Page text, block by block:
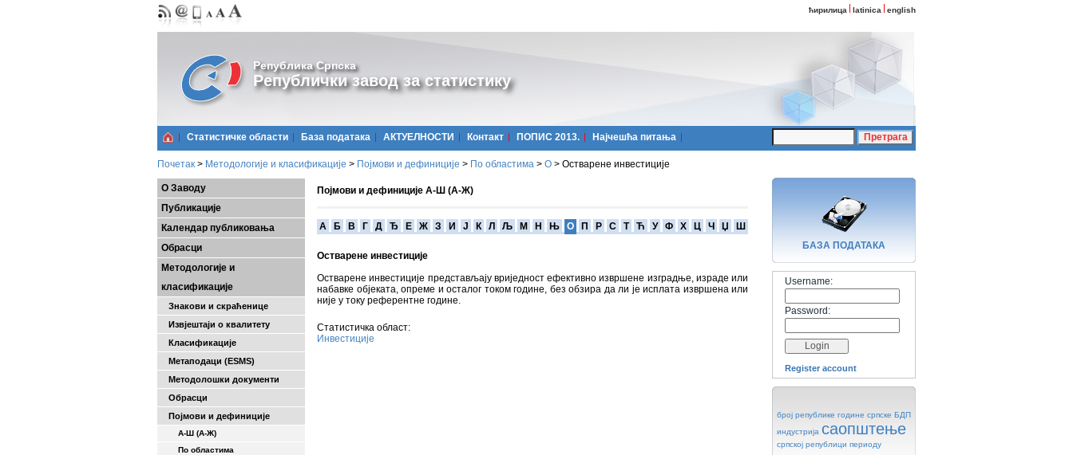
ћирилица latinica english
Република Српска
Републички завод за статистику
Статистичке области Базa података АКТУЕЛНОСТИ Контакт ПОПИС 2013. Најчешћa питања
Почетак > Методологије и класификације > Појмови и дефиниције > По областима > О > Остварене инвестиције
О Заводу
Публикације
Календар публиковања
Обрасци
Методологије и
класификације
Знакови и скраћенице
Извјештаји о квалитету
Класификације
Метаподаци (ESMS)
Методолошки документи
Обрасци
Појмови и дефиниције
А-Ш (A-Ж)
По областима
Појмови и дефиниције А-Ш (А-Ж)
A Б В Г Д Ђ Е Ж З И Ј К Л Љ М Н Њ О П Р С Т Ћ У Ф Х Ц Ч Џ Ш
Остварене инвестиције
Остварене инвестиције представљају вриједност ефективно извршене изградње, израде или
набавке објеката, опреме и осталог током године, без обзира да ли је исплата извршена или
није у току референтне године.
Статистичка област:
Инвестиције
БАЗA ПОДАТАКА
Username:
Password:
Register account
број републике године српске БДП
индустрија саопштење
српској републици периоду